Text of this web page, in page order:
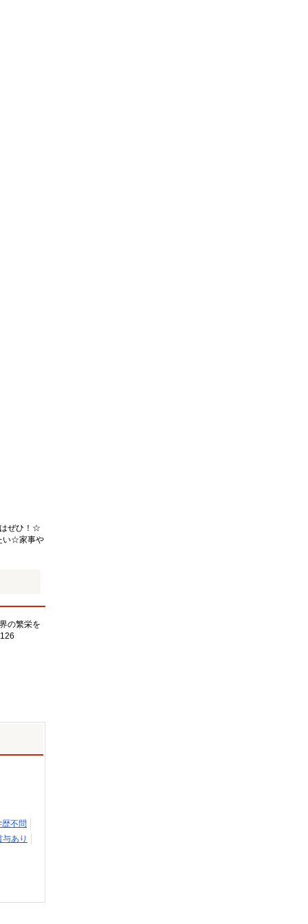
ぜひ！☆
い☆家事や
の繁栄を
歴不問
あり